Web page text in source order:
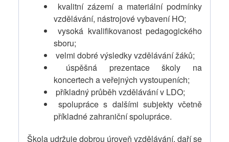
kvalitní zázemí a materiální podmínky
vzdělávání, nástrojové vybavení HO;
vysoká kvalifikovanost pedagogického
sboru;
velmi dobré výsledky vzdělávání žáků;
úspěšná prezentace školy na
koncertech a veřejných vystoupeních;
příkladný průběh vzdělávání v LDO;
spolupráce s dalšími subjekty včetně
příkladné zahraniční spolupráce.
Škola udržuje dobrou úroveň vzdělávání, daří se